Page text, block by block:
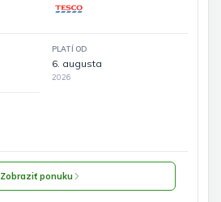
PLATÍ OD
6. augusta
2026
Zobraziť ponuku